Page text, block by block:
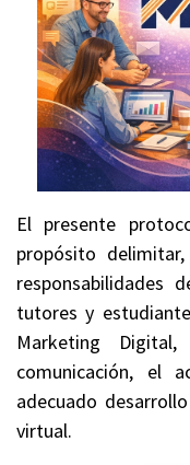
El presente
propósito
responsabilidades
tutores y
Marketing
comunicación, el
adecuado
virtual.